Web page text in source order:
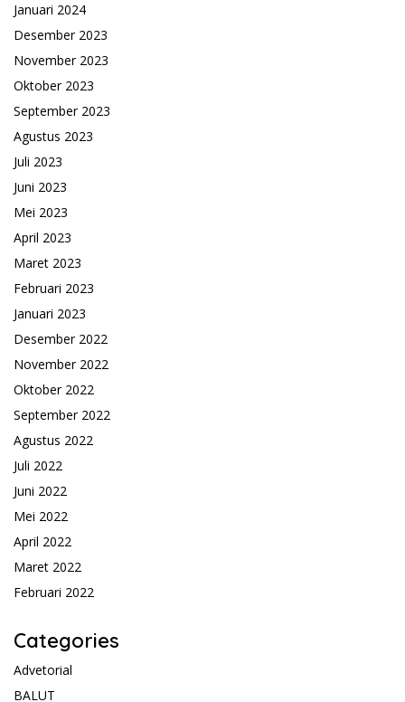
Januari 2024
Desember 2023
November 2023
Oktober 2023
September 2023
Agustus 2023
Juli 2023
Juni 2023
Mei 2023
April 2023
Maret 2023
Februari 2023
Januari 2023
Desember 2022
November 2022
Oktober 2022
September 2022
Agustus 2022
Juli 2022
Juni 2022
Mei 2022
April 2022
Maret 2022
Februari 2022
Categories
Advetorial
BALUT